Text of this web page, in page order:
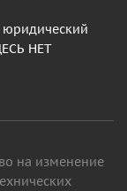
юридический
НЕТ
на изменение